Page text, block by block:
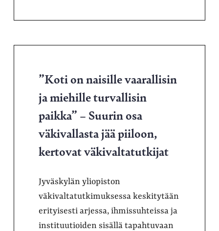
”Koti on naisille vaarallisin
ja miehille turvallisin
paikka” – Suurin osa
väkivallasta jää piiloon,
kertovat väkivaltatutkijat
Jyväskylän yliopiston
väkivaltatutkimuksessa keskitytään
erityisesti arjessa, ihmissuhteissa ja
instituutioiden sisällä tapahtuvaan